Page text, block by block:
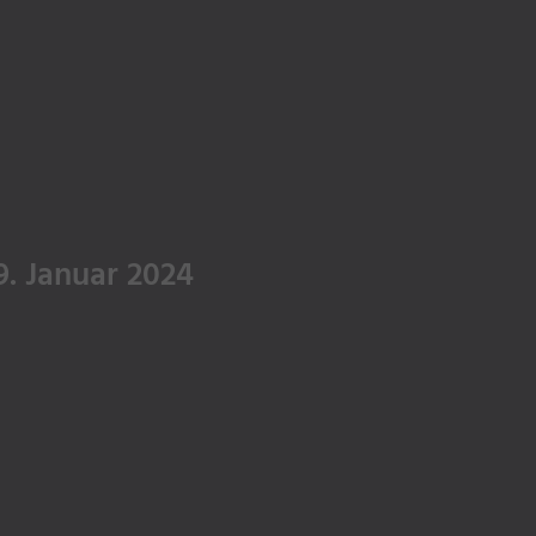
Januar 2024